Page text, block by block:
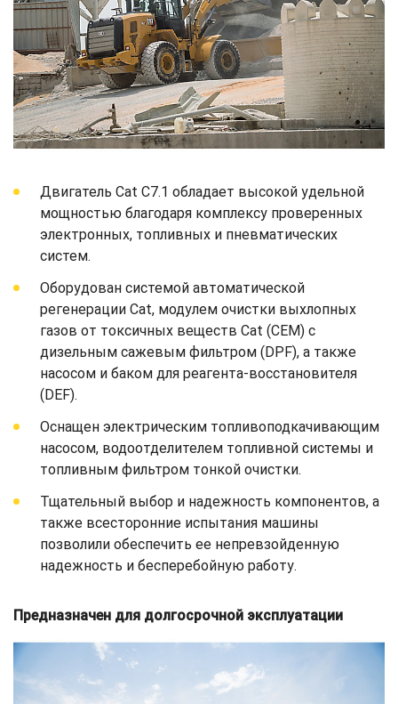
Двигатель Cat C7.1 обладает высокой удельной
мощностью благодаря комплексу проверенных
электронных, топливных и пневматических
систем.
Оборудован системой автоматической
регенерации Cat, модулем очистки выхлопных
газов от токсичных веществ Cat (CEM) с
дизельным сажевым фильтром (DPF), а также
насосом и баком для реагента-восстановителя
(DEF).
Оснащен электрическим топливоподкачивающим
насосом, водоотделителем топливной системы и
топливным фильтром тонкой очистки.
Тщательный выбор и надежность компонентов, а
также всесторонние испытания машины
позволили обеспечить ее непревзойденную
надежность и бесперебойную работу.
Предназначен для долгосрочной эксплуатации